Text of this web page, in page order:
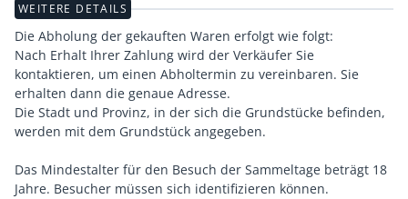
WEITERE DETAILS
Die Abholung der gekauften Waren erfolgt wie folgt:
Nach Erhalt Ihrer Zahlung wird der Verkäufer Sie
kontaktieren, um einen Abholtermin zu vereinbaren. Sie
erhalten dann die genaue Adresse.
Die Stadt und Provinz, in der sich die Grundstücke befinden,
werden mit dem Grundstück angegeben.
Das Mindestalter für den Besuch der Sammeltage beträgt 18
Jahre. Besucher müssen sich identifizieren können.